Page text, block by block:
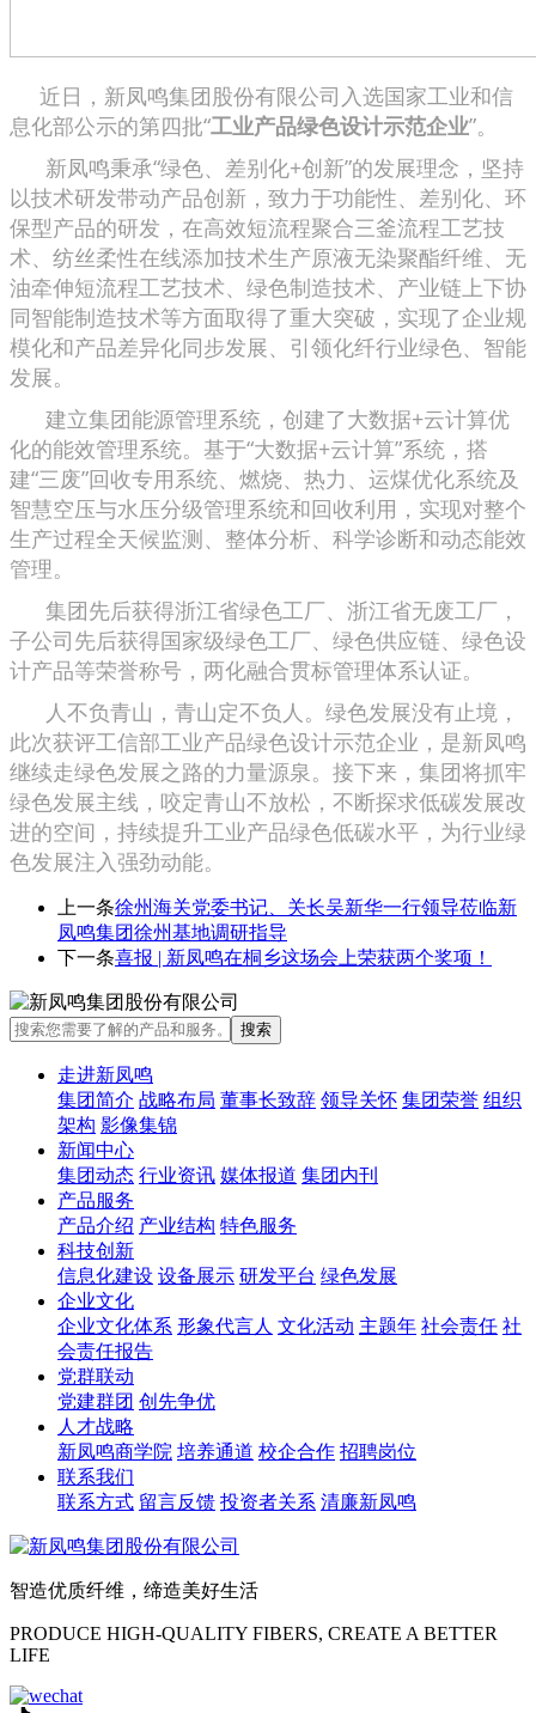
近日，新凤鸣集团股份有限公司入选国家工业和信
息化部公示的第四批“工业产品绿色设计示范企业”。
新凤鸣秉承“绿色、差别化+创新”的发展理念，坚持
以技术研发带动产品创新，致力于功能性、差别化、环
保型产品的研发，在高效短流程聚合三釜流程工艺技
术、纺丝柔性在线添加技术生产原液无染聚酯纤维、无
油牵伸短流程工艺技术、绿色制造技术、产业链上下协
同智能制造技术等方面取得了重大突破，实现了企业规
模化和产品差异化同步发展、引领化纤行业绿色、智能
发展。
建立集团能源管理系统，创建了大数据+云计算优
化的能效管理系统。基于“大数据+云计算”系统，搭
建“三废”回收专用系统、燃烧、热力、运煤优化系统及
智慧空压与水压分级管理系统和回收利用，实现对整个
生产过程全天候监测、整体分析、科学诊断和动态能效
管理。
集团先后获得浙江省绿色工厂、浙江省无废工厂，
子公司先后获得国家级绿色工厂、绿色供应链、绿色设
计产品等荣誉称号，两化融合贯标管理体系认证。
人不负青山，青山定不负人。绿色发展没有止境，
此次获评工信部工业产品绿色设计示范企业，是新凤鸣
继续走绿色发展之路的力量源泉。接下来，集团将抓牢
绿色发展主线，咬定青山不放松，不断探求低碳发展改
进的空间，持续提升工业产品绿色低碳水平，为行业绿
色发展注入强劲动能。
上一条徐州海关党委书记、关长吴新华一行领导莅临新
凤鸣集团徐州基地调研指导
下一条喜报 | 新凤鸣在桐乡这场会上荣获两个奖项！
走进新凤鸣
集团简介 战略布局 董事长致辞 领导关怀 集团荣誉 组织
架构 影像集锦
新闻中心
集团动态 行业资讯 媒体报道 集团内刊
产品服务
产品介绍 产业结构 特色服务
科技创新
信息化建设 设备展示 研发平台 绿色发展
企业文化
企业文化体系 形象代言人 文化活动 主题年 社会责任 社
会责任报告
党群联动
党建群团 创先争优
人才战略
新凤鸣商学院 培养通道 校企合作 招聘岗位
联系我们
联系方式 留言反馈 投资者关系 清廉新凤鸣
智造优质纤维，缔造美好生活
PRODUCE HIGH-QUALITY FIBERS, CREATE A BETTER
LIFE